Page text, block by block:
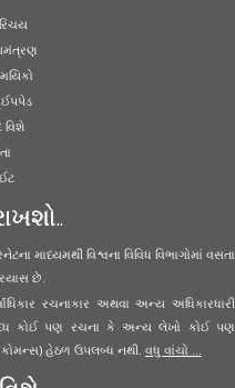
વિશે
માધ્યમથી વિશ્વના વિવિધ વિભાગોમાં વસતા
છે.
રચનાકાર અથવા અન્ય અધિકારધારી
કોઈ પણ રચના કે અન્ય લેખો કોઈ પણ
હેઠળ ઉપલબ્ધ નથી. વધુ વાંચો ...